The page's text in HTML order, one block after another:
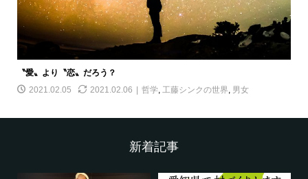
〝愛〟より〝恋〟だろう？
2021.02.05
2021.02.06 哲学, 工藤シンクの世界, 男女
新着記事